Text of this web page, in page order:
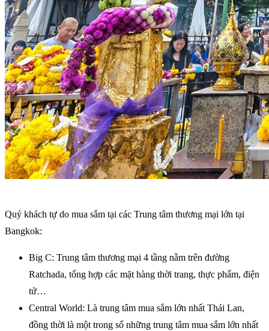
Quý khách tự do mua sắm tại các Trung tâm thương mại lớn tại
Bangkok:
Big C: Trung tâm thương mại 4 tầng nằm trên đường
Ratchada, tổng hợp các mặt hàng thời trang, thực phẩm, điện
tử…
Central World: Là trung tâm mua sắm lớn nhất Thái Lan,
đồng thời là một trong số những trung tâm mua sắm lớn nhất